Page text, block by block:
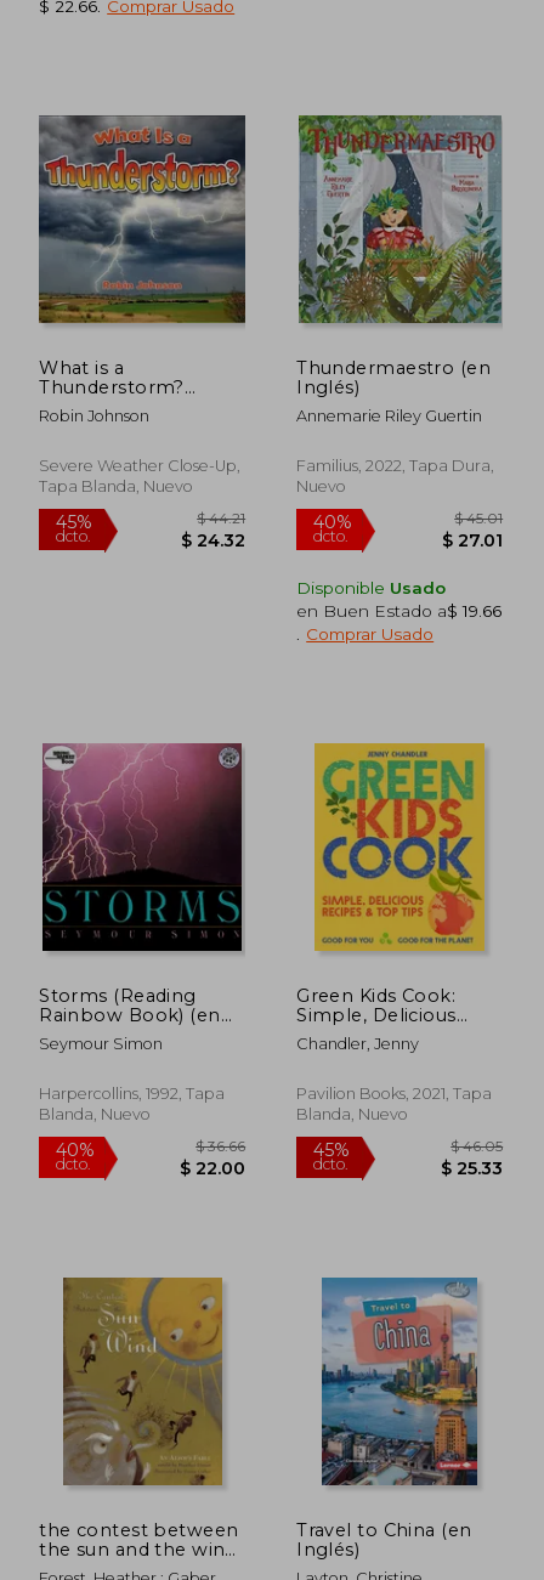
$ 22.66 Comprar Usado
What is a
Thunderstorm?
(Severe Weather
Close Up)
Robin Johnson
Severe Weather Close-Up,
Tapa Blanda, Nuevo
45%
dcto.
$ 44.21
$ 24.32
Thundermaestro (en
Inglés)
Annemarie Riley Guertin
Familius, 2022, Tapa Dura,
Nuevo
40%
dcto.
Disponible Usado
en Buen Estado a$ 19.66
Comprar Usado
Storms (Reading
Rainbow Book) (en
Inglés)
Seymour Simon
Harpercollins, 1992, Tapa
Blanda, Nuevo
Green Kids Cook:
Simple, Delicious
Recipes & Top Tips:
Good for You, Good
Inglés)
Chandler, Jenny
Pavilion Books, 2021, Tapa
Blanda, Nuevo
the contest between
the sun and the wind:
an aesop's fable (en
Travel to China (en
Inglés)